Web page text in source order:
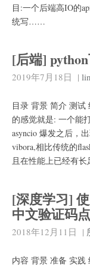
目:一个后端高IO的
统写……
[后端]
2019年7月18日 |
目录 背景 简介 测试
的感觉就是: 一个能
asyncio 爆发之后，
vibora,相比传统的
且在性能上已经有
[深度学习]
中文验证码
2018年12月11日 |
内容 背景 准备 实践